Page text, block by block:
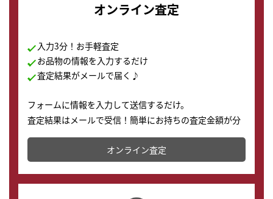
オンライン査定
入力3分！お手軽査定
お品物の情報を入力するだけ
査定結果がメールで届く♪
フォームに情報を入力して送信するだけ。
査定結果はメールで受信！簡単にお持ちの査定金額が分
かります。
オンライン査定